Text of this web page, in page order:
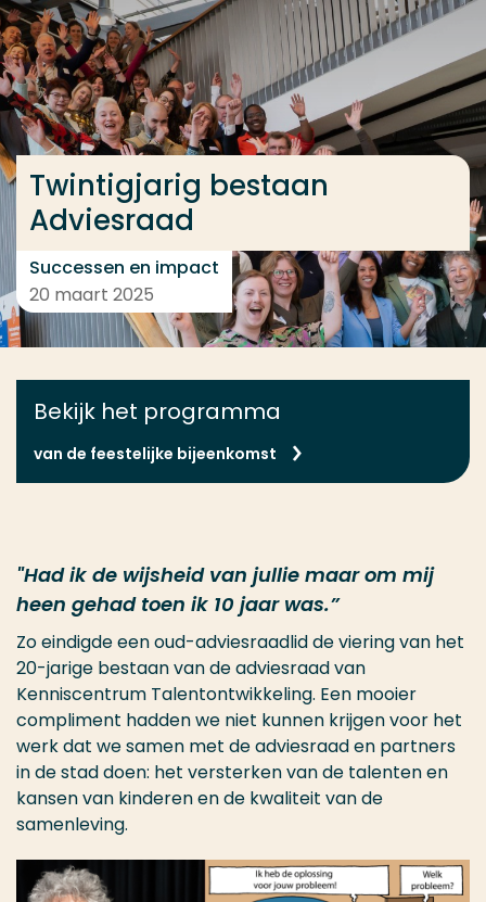
Ga direct naar de content
... > Twintigjarig bestaan Adviesraad
Twintigjarig bestaan
Adviesraad
Successen en impact
20 maart 2025
Bekijk het programma
van de feestelijke bijeenkomst
"Had ik de wijsheid van jullie maar om mij
heen gehad toen ik 10 jaar was.”
Zo eindigde een oud-adviesraadlid de viering van het
20-jarige bestaan van de adviesraad van
Kenniscentrum Talentontwikkeling. Een mooier
compliment hadden we niet kunnen krijgen voor het
werk dat we samen met de adviesraad en partners
in de stad doen: het versterken van de talenten en
kansen van kinderen en de kwaliteit van de
samenleving.
Veel gezocht
Opleiding
Contact